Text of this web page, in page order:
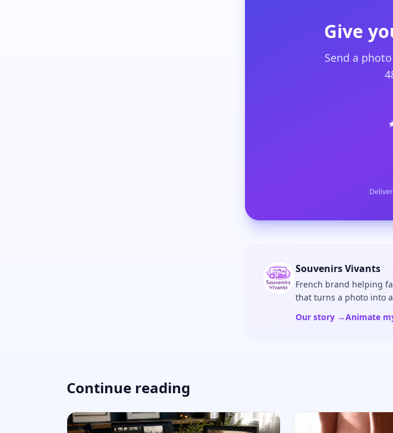
Give
Send a
Souvenirs Vivants
French brand helping
that turns a photo into
Our story →Animate
Continue reading